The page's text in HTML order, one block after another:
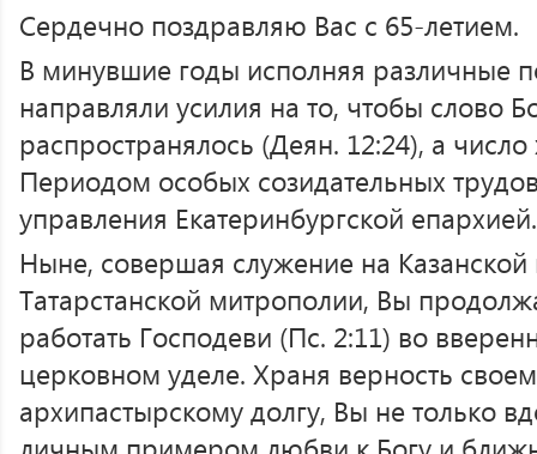
Сердечно поздравляю Вас с 65-летием.
В минувшие годы исполняя различные
направляли усилия на то, чтобы слово
распространялось (Деян. 12:24), а
Периодом особых созидательных
управления Екатеринбургской епархией.
Ныне, совершая служение на Казанской
Татарстанской митрополии, Вы
работать Господеви (Пс. 2:11) во
церковном уделе. Храня верность
архипастырскому долгу, Вы не только